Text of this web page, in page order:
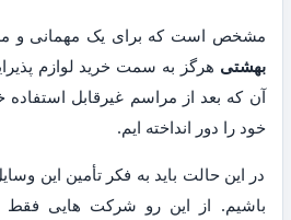
مشخص است که برای یک مهمانی و
بهشتی هرگز به سمت خرید لوازم
آن که بعد از مراسم غیرقابل استفاده
خود را دور انداخته ایم.
در این حالت باید به فکر تأمین این
باشیم. از این رو شرکت هایی فقط